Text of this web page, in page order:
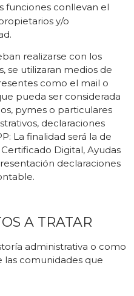
funciones conllevan el
y/o
realizarse con los
se utilizaran medios de
como el mail o
pueda ser considerada
pymes o particulares
declaraciones
La finalidad será la de
Digital, Ayudas
declaraciones
A TRATAR
administrativa o como
comunidades que